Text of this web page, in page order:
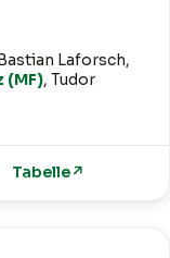
Laforsch,
(MF), Tudor
Tabelle↗